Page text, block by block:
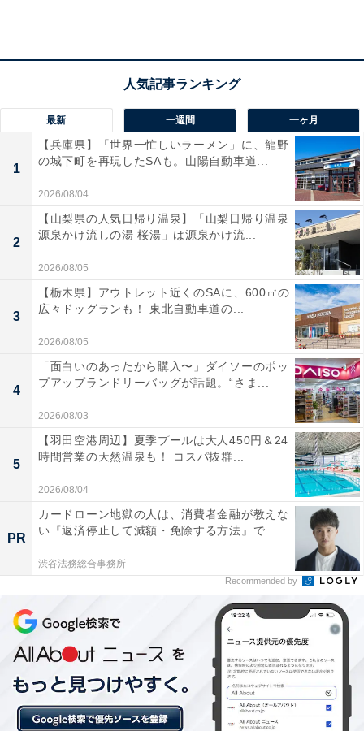
オリジナルデザインのパッケージに描かれているのは、
セーリング競技をする市公式マスコットキャラクター
「ふじキュン♡」と「ミルクモンブラン」に登場する客
船さいべりあ丸。
裏面には、藤沢の紹介、メルシャン・ありあけの紹介。
パッケージを開くと、江の島の名所を紹介する江の島観
光マップになっています。
個包装は、「ふじキュン♡」が江の島の観光スポットで
最新 一週間 一ヶ月
1
【兵庫県】「世界一忙しいラーメン」に、龍野
の城下町を再現したSAも。山陽自動車道...
2026/08/04
2
【山梨県の人気日帰り温泉】「山梨日帰り温泉
源泉かけ流しの湯 桜湯」は源泉かけ流...
2026/08/05
3
【栃木県】アウトレット近くのSAに、600㎡の
広々ドッグランも！ 東北自動車道の...
2026/08/05
4
「面白いのあったから購入〜」ダイソーのポッ
プアップランドリーバッグが話題。“さま...
2026/08/03
5
【羽田空港周辺】夏季プールは大人450円＆24
時間営業の天然温泉も！ コスパ抜群...
2026/08/04
PR
カードローン地獄の人は、消費者金融が教えな
い『返済停止して減額・免除する方法』で...
渋谷法務総合事務所
Recommended by